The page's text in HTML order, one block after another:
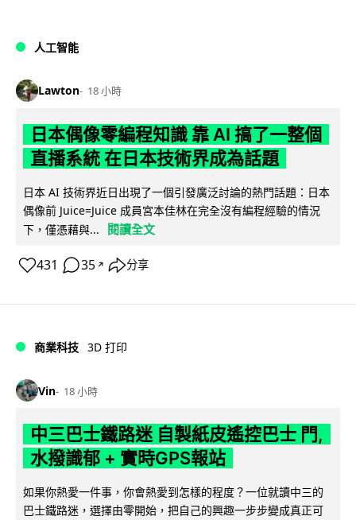
人工智能
Lawton 18 小時
日本偶像零編程知識 靠 AI 搞了一整個
直播系統 在日本技術界成為話題
日本 AI 技術界近日出現了一個引發廣泛討論的熱門話題：日本
偶像前 Juice=Juice 成員宮本佳林在完全沒有編程經驗的情況
下，僅憑藉與...
閱讀全文
431 35 ↗ 分享
商業科技 3D 打印
Vin 18 小時
中三巴士鐵路迷 自製紙皮遙控巴士 門,
水撥識郁 + 實時GPS報站
如果你熱愛一件事，你會熱愛到怎樣的程度？一位就讀中三的
巴士鐵路迷，選擇由零開始，把自己的興趣一步步變成真正可